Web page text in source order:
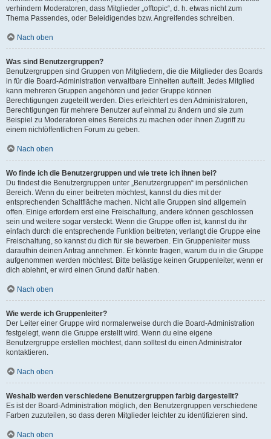
verhindern Moderatoren, dass Mitglieder „offtopic“, d. h. etwas nicht zum
Thema Passendes, oder Beleidigendes bzw. Angreifendes schreiben.
Nach oben
Was sind Benutzergruppen?
Benutzergruppen sind Gruppen von Mitgliedern, die die Mitglieder des Boards
in für die Board-Administration verwaltbare Einheiten aufteilt. Jedes Mitglied
kann mehreren Gruppen angehören und jeder Gruppe können
Berechtigungen zugeteilt werden. Dies erleichtert es den Administratoren,
Berechtigungen für mehrere Benutzer auf einmal zu ändern und sie zum
Beispiel zu Moderatoren eines Bereichs zu machen oder ihnen Zugriff zu
einem nichtöffentlichen Forum zu geben.
Nach oben
Wo finde ich die Benutzergruppen und wie trete ich ihnen bei?
Du findest die Benutzergruppen unter „Benutzergruppen“ im persönlichen
Bereich. Wenn du einer beitreten möchtest, kannst du dies mit der
entsprechenden Schaltfläche machen. Nicht alle Gruppen sind allgemein
offen. Einige erfordern erst eine Freischaltung, andere können geschlossen
sein und weitere sogar versteckt. Wenn die Gruppe offen ist, kannst du ihr
einfach durch die entsprechende Funktion beitreten; verlangt die Gruppe eine
Freischaltung, so kannst du dich für sie bewerben. Ein Gruppenleiter muss
daraufhin deinen Antrag annehmen. Er könnte fragen, warum du in die Gruppe
aufgenommen werden möchtest. Bitte belästige keinen Gruppenleiter, wenn er
dich ablehnt, er wird einen Grund dafür haben.
Nach oben
Wie werde ich Gruppenleiter?
Der Leiter einer Gruppe wird normalerweise durch die Board-Administration
festgelegt, wenn die Gruppe erstellt wird. Wenn du eine eigene
Benutzergruppe erstellen möchtest, dann solltest du einen Administrator
kontaktieren.
Nach oben
Weshalb werden verschiedene Benutzergruppen farbig dargestellt?
Es ist der Board-Administration möglich, den Benutzergruppen verschiedene
Farben zuzuteilen, so dass deren Mitglieder leichter zu identifizieren sind.
Nach oben